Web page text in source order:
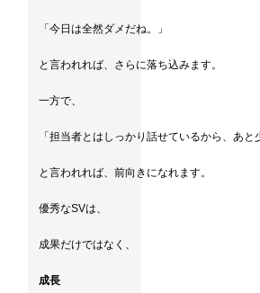
「今日は全然ダメだね。」
と言われれば、さらに落ち込みます。
一方で、
「担当者とはしっかり話せているから、あと
と言われれば、前向きになれます。
優秀なSVは、
成果だけではなく、
成長